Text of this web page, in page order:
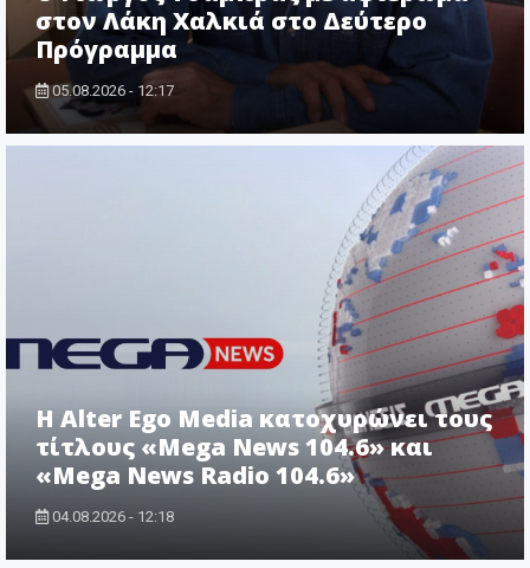
στον Λάκη Χαλκιά στο Δεύτερο
Πρόγραμμα
05.08.2026 - 12:17
Η Alter Ego Media κατοχυρώνει τους
τίτλους «Mega News 104.6» και
«Mega News Radio 104.6»
04.08.2026 - 12:18